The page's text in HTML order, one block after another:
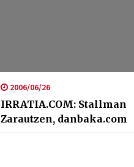
2006/06/26
IRRATIA.COM: Stallman
Zarautzen, danbaka.com